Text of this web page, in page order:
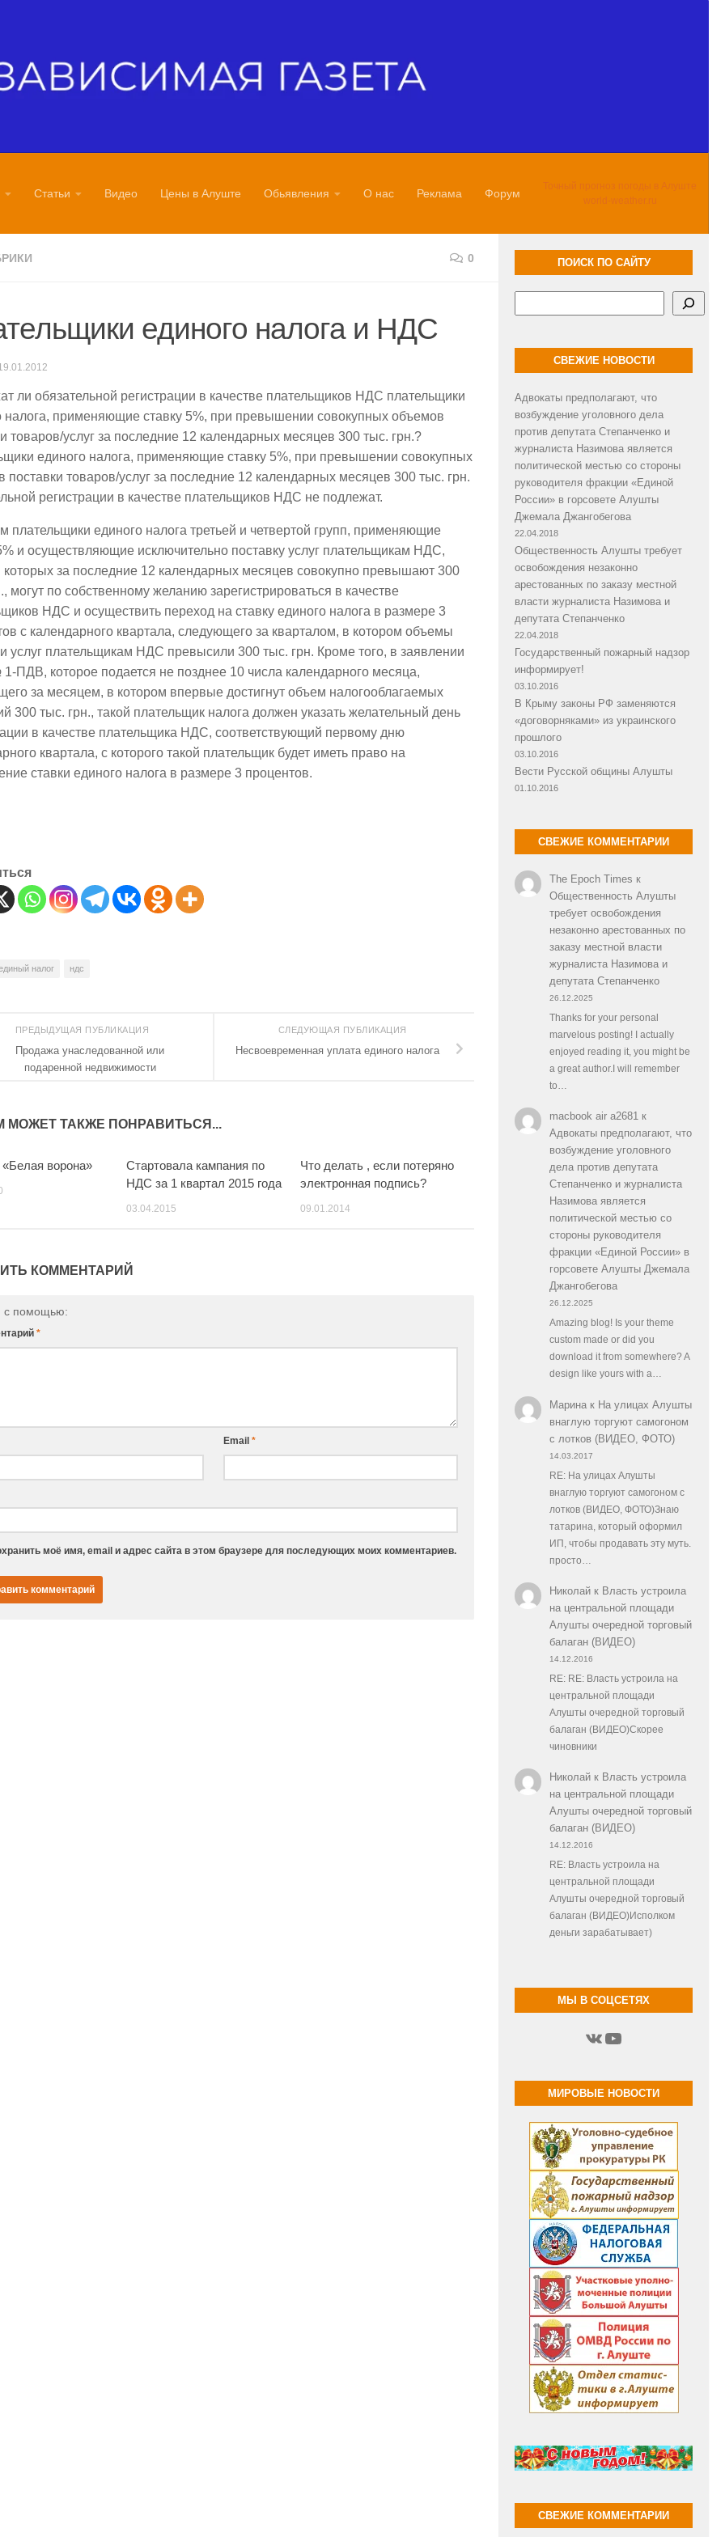
Статьи Видео Цены в Алуште Обьявления О нас Реклама Форум
Точный прогноз погоды в Алуште
world-weather.ru
0
единого налога и НДС
ли обязательной регистрации в качестве плательщиков НДС плательщики
налога, применяющие ставку 5%, при превышении совокупных объемов
товаров/услуг за последние 12 календарных месяцев 300 тыс. грн.?
единого налога, применяющие ставку 5%, при превышении совокупных
поставки товаров/услуг за последние 12 календарных месяцев 300 тыс. грн.
регистрации в качестве плательщиков НДС не подлежат.
плательщики единого налога третьей и четвертой групп, применяющие
и осуществляющие исключительно поставку услуг плательщикам НДС,
за последние 12 календарных месяцев совокупно превышают 300
могут по собственному желанию зарегистрироваться в качестве
НДС и осуществить переход на ставку единого налога в размере 3
с календарного квартала, следующего за кварталом, в котором объемы
услуг плательщикам НДС превысили 300 тыс. грн. Кроме того, в заявлении
ПДВ, которое подается не позднее 10 числа календарного месяца,
за месяцем, в котором впервые достигнут объем налогооблагаемых
300 тыс. грн., такой плательщик налога должен указать желательный день
в качестве плательщика НДС, соответствующий первому дню
квартала, с которого такой плательщик будет иметь право на
ставки единого налога в размере 3 процентов.
налог ндс
СЛЕДУЮЩАЯ ПУБЛИКАЦИЯ
Несвоевременная уплата единого налога
ПРЕДЫДУЩАЯ ПУБЛИКАЦИЯ
Продажа унаследованной или
подаренной недвижимости
МОЖЕТ ТАКЖЕ ПОНРАВИТЬСЯ...
«Белая ворона»
Стартовала кампания по
НДС за 1 квартал 2015 года
03.04.2015
Что делать , если потеряно
электронная подпись?
09.01.2014
КОММЕНТАРИЙ
с помощью:
*
Email*
моё имя, email и адрес сайта в этом браузере для последующих моих комментариев.
ПОИСК ПО САЙТУ
СВЕЖИЕ НОВОСТИ
Адвокаты предполагают, что
возбуждение уголовного дела
против депутата Степанченко и
журналиста Назимова является
политической местью со стороны
руководителя фракции «Единой
России» в горсовете Алушты
Джемала Джангобегова
22.04.2018
Общественность Алушты требует
освобождения незаконно
арестованных по заказу местной
власти журналиста Назимова и
депутата Степанченко
22.04.2018
Государственный пожарный надзор
информирует!
03.10.2016
В Крыму законы РФ заменяются
«договорняками» из украинского
прошлого
03.10.2016
Вести Русской общины Алушты
01.10.2016
СВЕЖИЕ КОММЕНТАРИИ
The Epoch Times к
Общественность Алушты
требует освобождения
незаконно арестованных по
заказу местной власти
журналиста Назимова и
депутата Степанченко
26.12.2025
Thanks for your personal
marvelous posting! I actually
enjoyed reading it, you might be
a great author.I will remember
to…
macbook air a2681к
Адвокаты предполагают, что
возбуждение уголовного
дела против депутата
Степанченко и журналиста
Назимова является
политической местью со
стороны руководителя
фракции «Единой России» в
горсовете Алушты Джемала
Джангобегова
26.12.2025
Amazing blog! Is your theme
custom made or did you
download it from somewhere? A
design like yours with a…
Маринак На улицах Алушты
внаглую торгуют самогоном
с лотков (ВИДЕО, ФОТО)
14.03.2017
RE: На улицах Алушты
внаглую торгуют самогоном с
лотков (ВИДЕО, ФОТО)Знаю
татарина, который оформил
ИП, чтобы продавать эту муть.
просто…
Николайк Власть устроила
на центральной площади
Алушты очередной торговый
балаган (ВИДЕО)
14.12.2016
RE: RE: Власть устроила на
центральной площади
Алушты очередной торговый
балаган (ВИДЕО)Скорее
чиновники
Николайк Власть устроила
на центральной площади
Алушты очередной торговый
балаган (ВИДЕО)
14.12.2016
RE: Власть устроила на
центральной площади
Алушты очередной торговый
балаган (ВИДЕО)Исполком
деньги зарабатывает)
МЫ В СОЦСЕТЯХ
ВКонтакте
YouTube
МИРОВЫЕ НОВОСТИ
СВЕЖИЕ КОММЕНТАРИИ